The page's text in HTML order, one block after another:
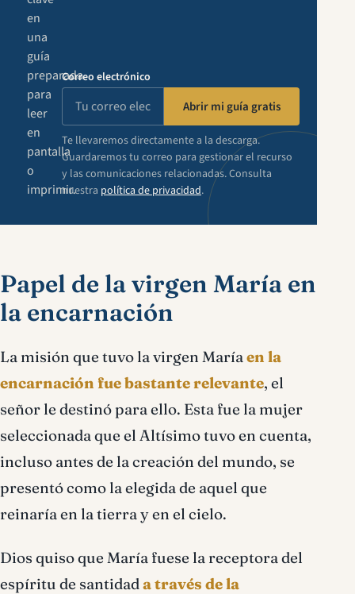
en
una
guía
preparada
para
leer
en
pantalla
o
imprimir.
Correo electrónico
Abrir mi guía gratis
Te llevaremos directamente a la descarga.
Guardaremos tu correo para gestionar el recurso
y las comunicaciones relacionadas. Consulta
nuestra política de privacidad.
Papel de la virgen María en
la encarnación
La misión que tuvo la virgen Maríaen la
encarnación fue bastante relevante, el
señor le destinó para ello. Esta fue la mujer
seleccionada que el Altísimo tuvo en cuenta,
incluso antes de la creación del mundo, se
presentó como la elegida de aquel que
reinaría en la tierra y en el cielo.
Dios quiso que María fuese la receptora del
espíritu de santidada través de la